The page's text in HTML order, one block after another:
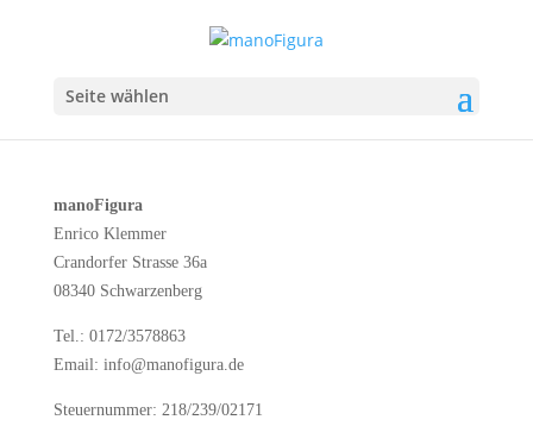
Seite wählen
manoFigura
Enrico Klemmer
Crandorfer Strasse 36a
08340 Schwarzenberg
Tel.: 0172/3578863
Email: info@manofigura.de
Steuernummer: 218/239/02171